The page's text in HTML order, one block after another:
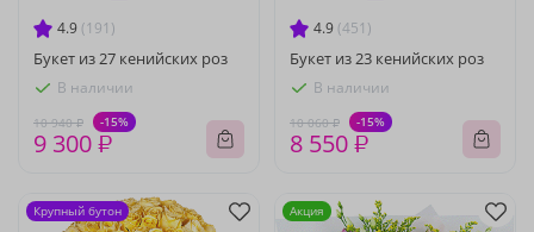
4.9 (191)
Букет из 27 кенийских роз
В наличии
10 940 ₽ -15%
9 300 ₽
4.9 (451)
Букет из 23 кенийских роз
В наличии
10 060 ₽ -15%
8 550 ₽
Крупный бутон Акция